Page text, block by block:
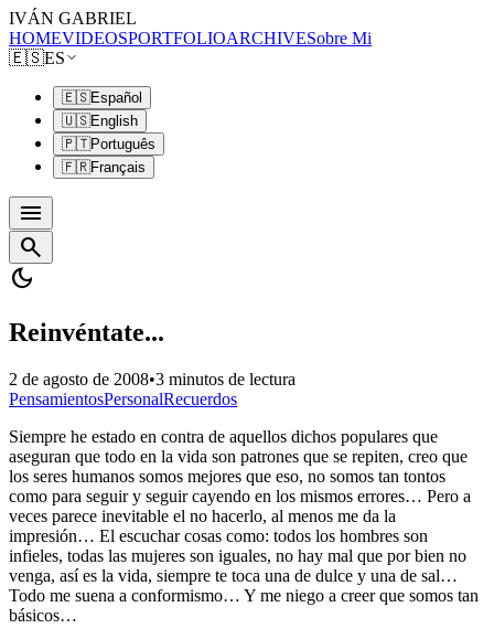
IVÁN GABRIEL
HOMEVIDEOSPORTFOLIOARCHIVESobre Mi
🇪🇸ES
🇪🇸Español
🇺🇸English
🇵🇹Português
🇫🇷Français
menu
search
dark_mode
Reinvéntate...
2 de agosto de 2008•3 minutos de lectura
PensamientosPersonalRecuerdos
Siempre he estado en contra de aquellos dichos populares que
aseguran que todo en la vida son patrones que se repiten, creo que
los seres humanos somos mejores que eso, no somos tan tontos
como para seguir y seguir cayendo en los mismos errores… Pero a
veces parece inevitable el no hacerlo, al menos me da la
impresión… El escuchar cosas como: todos los hombres son
infieles, todas las mujeres son iguales, no hay mal que por bien no
venga, así es la vida, siempre te toca una de dulce y una de sal…
Todo me suena a conformismo… Y me niego a creer que somos tan
básicos…